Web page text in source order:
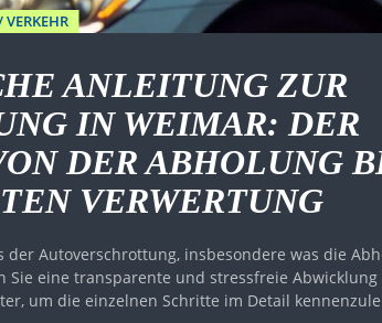
ANLEITUNG ZUR
IN WEIMAR: DER
DER ABHOLUNG
VERWERTUNG
Autoverschrottung, insbesondere was die
eine transparente und stressfreie
um die einzelnen Schritte im Detail